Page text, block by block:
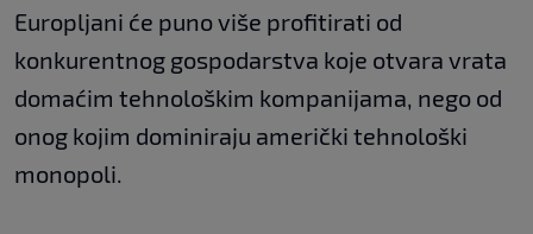
Europljani će puno više profitirati od
konkurentnog gospodarstva koje otvara vrata
domaćim tehnološkim kompanijama, nego od
onog kojim dominiraju američki tehnološki
monopoli.